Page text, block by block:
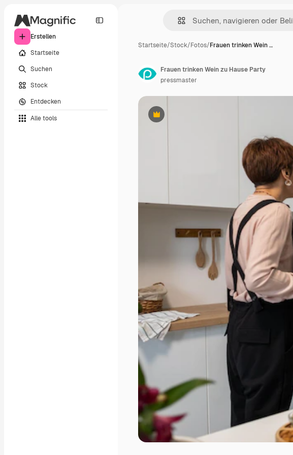
Erstellen
Startseite
Suchen
Stock
Entdecken
Alle tools
Startseite/Stock/Fotos/Frauen trinken Wein …
Premium
Frauen trinken Wein zu Hause Party
pressmaster